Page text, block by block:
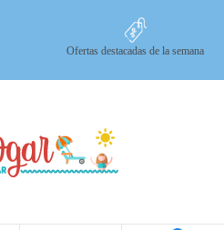
Ofertas destacadas de la semana